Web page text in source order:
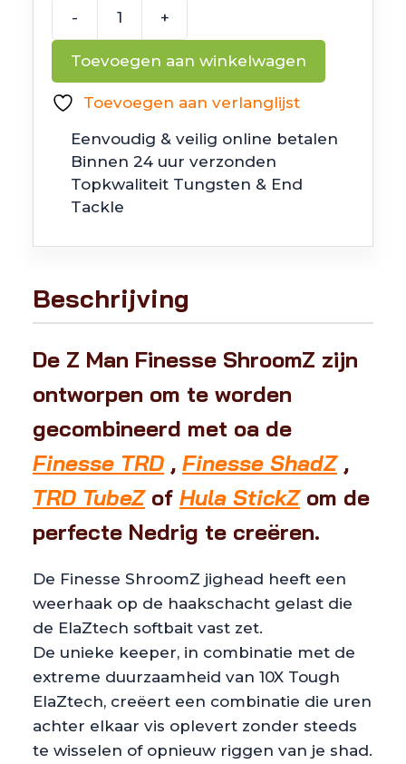
-
Finesse
ShroomZ
+
Toevoegen aan winkelwagen
Toevoegen aan verlanglijst
Eenvoudig & veilig online betalen
Binnen 24 uur verzonden
Topkwaliteit Tungsten & End
Tackle
Beschrijving
De Z Man Finesse ShroomZ zijn
ontworpen om te worden
gecombineerd met oa de
Finesse TRD , Finesse ShadZ,
TRD TubeZof Hula StickZom de
perfecte Nedrig te creëren.
De Finesse ShroomZ jighead heeft een
weerhaak op de haakschacht gelast die
de ElaZtech softbait vast zet.
De unieke keeper, in combinatie met de
extreme duurzaamheid van 10X Tough
ElaZtech, creëert een combinatie die uren
achter elkaar vis oplevert zonder steeds
te wisselen of opnieuw riggen van je shad.